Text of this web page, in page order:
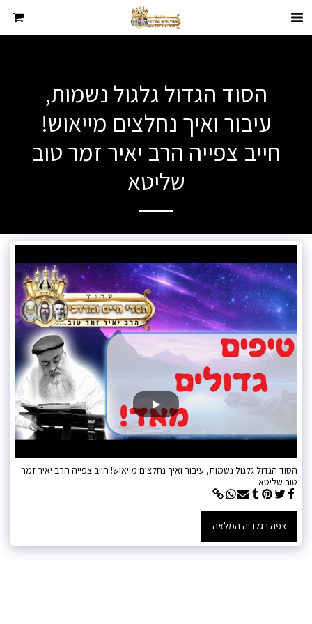
הסוד הגדול גלגול נשמות,
עיבור ואיך נחלצים מייאוש!
חייב צפייה הרב יאיר זמר טוב
שליטא
הסוד הגדול גלגול נשמות, עיבור ואיך נחלצים מייאוש! חייב צפייה הרב יאיר זמר
טוב שליטא
צפה בגלריה המלאה